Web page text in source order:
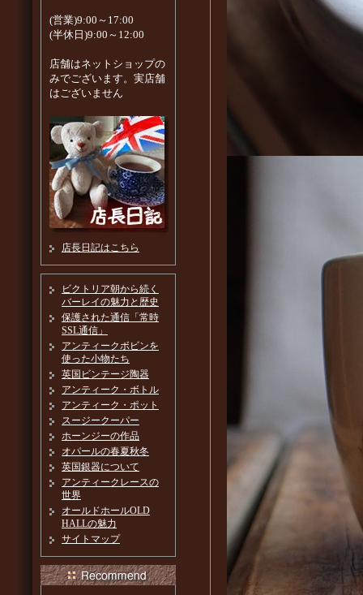
(営業)9:00～17:00
(半休日)9:00～12:00
店舗はネットショップの
みでございます。実店舗
はございません
店長日記はこちら
ビクトリア朝から続く
バーレイの魅力と歴史
保護された通信「常時
SSL通信」
アンティークボビンを
使った小物たち
英国ビンテージ陶器
アンティーク・ボトル
アンティーク・ポット
スージークーパー
ホーンジーの作品
オパールの春夏秋冬
英国銀器について
アンティークレースの
世界
オールドホールOLD
HALLの魅力
サイトマップ